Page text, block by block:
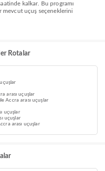
uçuş seçeneklerini
Rotalar
arası uçuşlar
Accra arası uçuşlar
uçuşlar
uçuşlar
arası uçuşlar